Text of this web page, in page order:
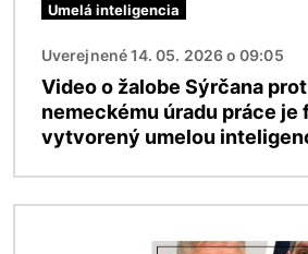
Umelá inteligencia
Uverejnené 14. 05. 2026 o 09:05
Video o žalobe Sýrčana
nemeckému úradu práce je
vytvorený umelou